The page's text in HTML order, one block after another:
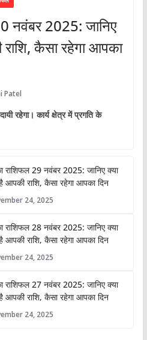
नवंबर 2025: जानिए
कैसा रहेगा आपका
Patel
रहेगा। कार्य क्षेत्र में प्रगति के
29 नवंबर 2025: जानिए क्या
आपकी राशि, कैसा रहेगा आपका दिन
24, 2025
28 नवंबर 2025: जानिए क्या
आपकी राशि, कैसा रहेगा आपका दिन
24, 2025
27 नवंबर 2025: जानिए क्या
आपकी राशि, कैसा रहेगा आपका दिन
24, 2025